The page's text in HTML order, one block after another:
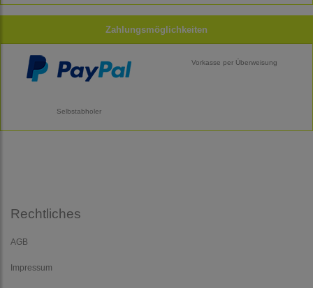
Zahlungsmöglichkeiten
Vorkasse per Überweisung
Selbstabholer
Rechtliches
AGB
Impressum